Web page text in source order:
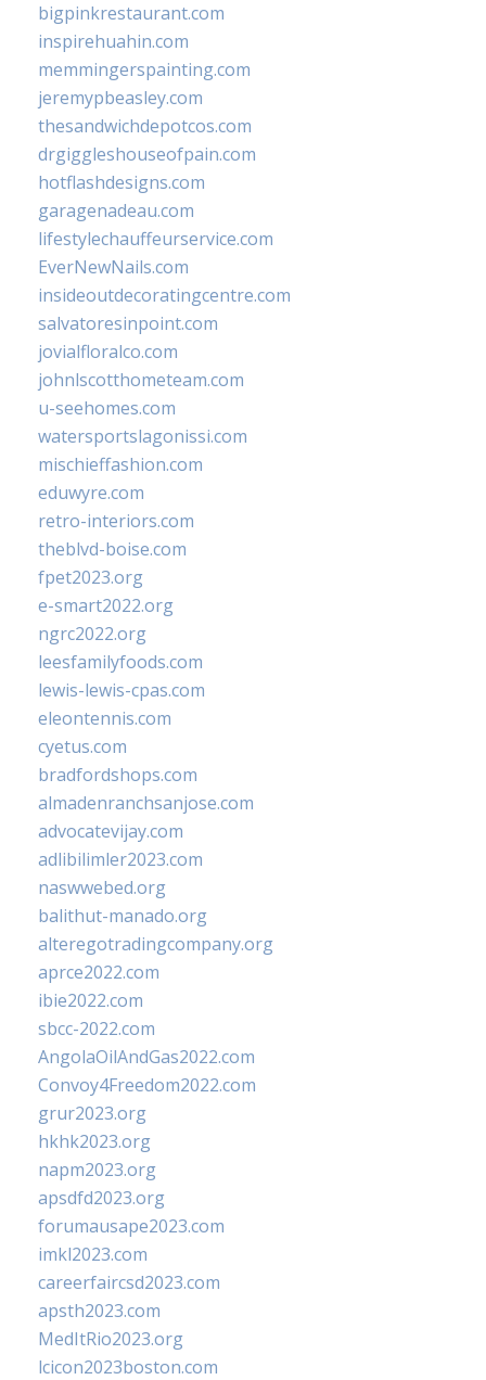
bigpinkrestaurant.com
inspirehuahin.com
memmingerspainting.com
jeremypbeasley.com
thesandwichdepotcos.com
drgiggleshouseofpain.com
hotflashdesigns.com
garagenadeau.com
lifestylechauffeurservice.com
EverNewNails.com
insideoutdecoratingcentre.com
salvatoresinpoint.com
jovialfloralco.com
johnlscotthometeam.com
u-seehomes.com
watersportslagonissi.com
mischieffashion.com
eduwyre.com
retro-interiors.com
theblvd-boise.com
fpet2023.org
e-smart2022.org
ngrc2022.org
leesfamilyfoods.com
lewis-lewis-cpas.com
eleontennis.com
cyetus.com
bradfordshops.com
almadenranchsanjose.com
advocatevijay.com
adlibilimler2023.com
naswwebed.org
balithut-manado.org
alteregotradingcompany.org
aprce2022.com
ibie2022.com
sbcc-2022.com
AngolaOilAndGas2022.com
Convoy4Freedom2022.com
grur2023.org
hkhk2023.org
napm2023.org
apsdfd2023.org
forumausape2023.com
imkl2023.com
careerfaircsd2023.com
apsth2023.com
MedItRio2023.org
lcicon2023boston.com